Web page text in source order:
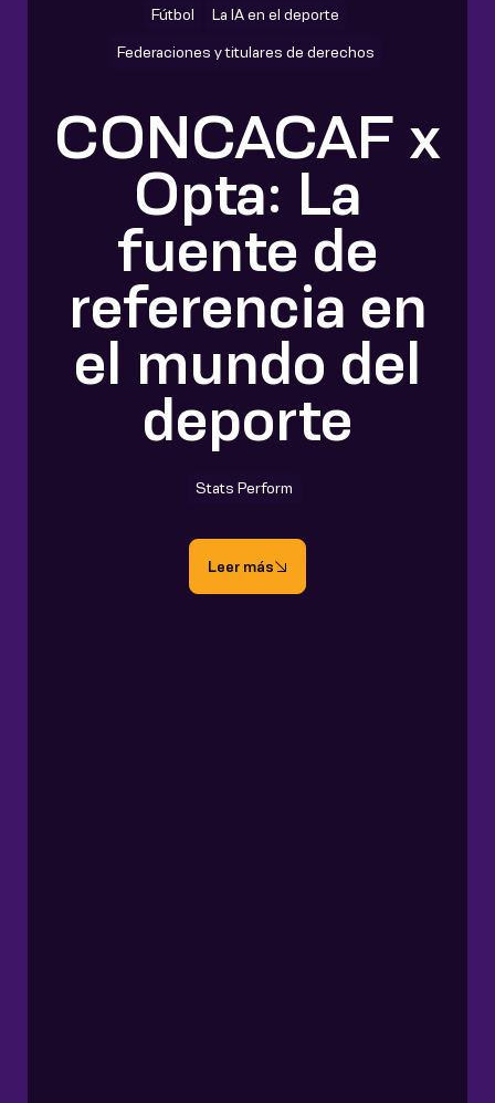
Fútbol La IA en el deporte
Federaciones y titulares de derechos
CONCACAF x
Opta: La
fuente de
referencia en
el mundo del
deporte
Stats Perform
Leer más